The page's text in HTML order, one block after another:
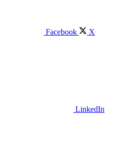
Facebook X
LinkedIn